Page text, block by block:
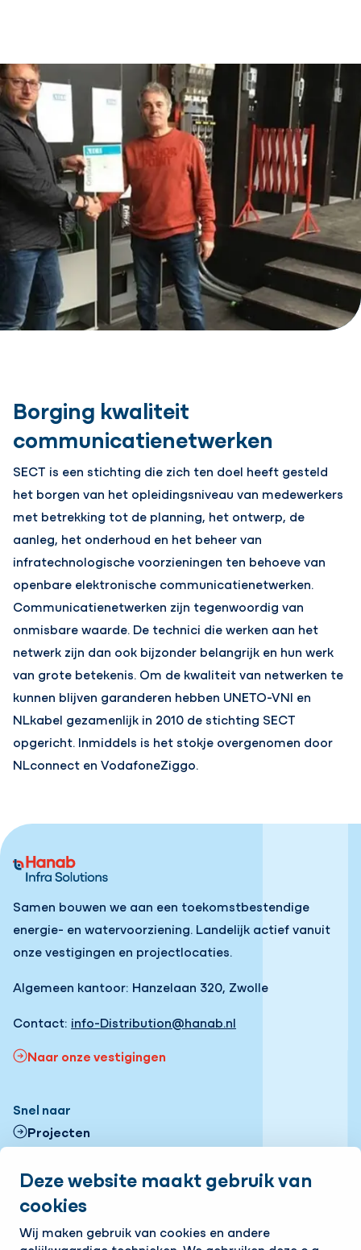
Deze website maakt gebruik van
cookies
Wij maken gebruik van cookies en andere
Borging kwaliteit
communicatienetwerken
SECT is een stichting die zich ten doel heeft gesteld
het borgen van het opleidingsniveau van medewerkers
met betrekking tot de planning, het ontwerp, de
aanleg, het onderhoud en het beheer van
infratechnologische voorzieningen ten behoeve van
openbare elektronische communicatienetwerken.
Communicatienetwerken zijn tegenwoordig van
onmisbare waarde. De technici die werken aan het
netwerk zijn dan ook bijzonder belangrijk en hun werk
van grote betekenis. Om de kwaliteit van netwerken te
kunnen blijven garanderen hebben UNETO-VNI en
NLkabel gezamenlijk in 2010 de stichting SECT
opgericht. Inmiddels is het stokje overgenomen door
NLconnect en VodafoneZiggo.
Samen bouwen we aan een toekomstbestendige
energie- en watervoorziening. Landelijk actief vanuit
onze vestigingen en projectlocaties.
Algemeen kantoor: Hanzelaan 320, Zwolle
Contact: info-Distribution@hanab.nl
Naar onze vestigingen
Snel naar
Projecten
Onze vestigingen